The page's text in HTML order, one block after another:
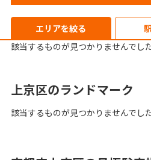
エリアを絞る
該当するものが見つかりませんでした
上京区のランドマーク
該当するものが見つかりませんでした